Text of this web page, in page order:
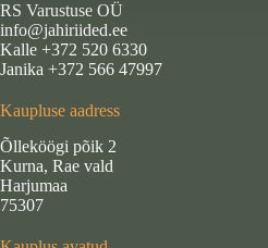
RS Varustuse OÜ
info@jahiriided.ee
Kalle +372 520 6330
Janika +372 566 47997
Kaupluse aadress
Õlleköögi põik 2
Kurna, Rae vald
Harjumaa
75307